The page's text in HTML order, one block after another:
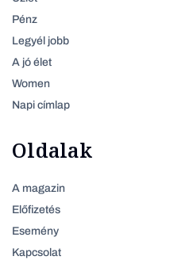
Pénz
Legyél jobb
A jó élet
Women
Napi címlap
Oldalak
A magazin
Előfizetés
Esemény
Kapcsolat